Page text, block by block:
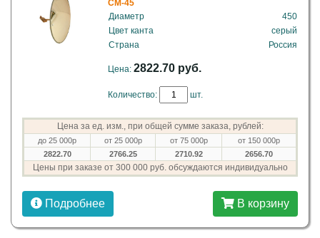
CM-45
Диаметр
450
Цвет канта
серый
Страна
Россия
Цена: 2822.70 руб.
Количество: шт.
Цена за ед. изм., при общей сумме заказа, рублей:
до 25 000р от 25 000р от 75 000р
от 150 000р
2822.70
2766.25 2710.92 2656.70
Цены при заказе от 300 000 руб. обсуждаются индивидуально
Подробнее В корзину